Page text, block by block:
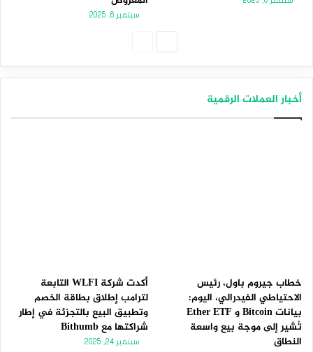
سبتمبر 6, 2025
أخبار العملات الرقمية
خطاب جيروم باول، رئيس
الاحتياطي الفيدرالي، اليوم:
بيانات Bitcoin و Ether ETF
تُشير إلى موجة بيع واسعة
النطاق
أكدت شركة WLFI التابعة
لترامب إطلاق بطاقة الخصم
وتطبيق البيع بالتجزئة في إطار
شراكتها مع Bithumb
سبتمبر 24, 2025